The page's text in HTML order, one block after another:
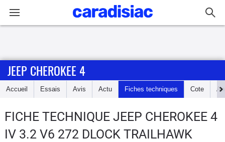
Accueil
Essais
JEEP CHEROKEE 4
Accueil Essais Avis Actu Fiches techniques Cote
FICHE TECHNIQUE JEEP CHEROKEE 4
IV 3.2 V6 272 DLOCK TRAILHAWK